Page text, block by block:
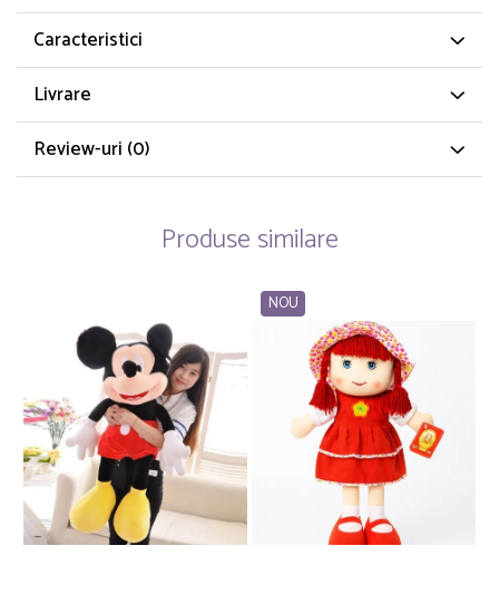
Caracteristici
Livrare
Review-uri (0)
Produse similare
NOU